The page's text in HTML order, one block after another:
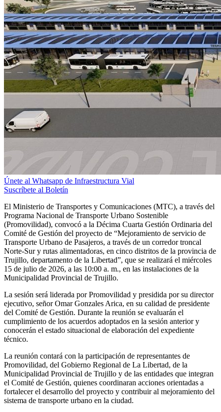
Únete al Whatsapp de Infraestructura Vial
Suscríbete al Boletín
El Ministerio de Transportes y Comunicaciones (MTC), a través del
Programa Nacional de Transporte Urbano Sostenible
(Promovilidad), convocó a la Décima Cuarta Gestión Ordinaria del
Comité de Gestión del proyecto de “Mejoramiento de servicio de
Transporte Urbano de Pasajeros, a través de un corredor troncal
Norte-Sur y rutas alimentadoras, en cinco distritos de la provincia de
Trujillo, departamento de la Libertad”, que se realizará el miércoles
15 de julio de 2026, a las 10:00 a. m., en las instalaciones de la
Municipalidad Provincial de Trujillo.
La sesión será liderada por Promovilidad y presidida por su director
ejecutivo, señor Omar Gonzales Arica, en su calidad de presidente
del Comité de Gestión. Durante la reunión se evaluarán el
cumplimiento de los acuerdos adoptados en la sesión anterior y
conocerán el estado situacional de elaboración del expediente
técnico.
La reunión contará con la participación de representantes de
Promovilidad, del Gobierno Regional de La Libertad, de la
Municipalidad Provincial de Trujillo y de las entidades que integran
el Comité de Gestión, quienes coordinaran acciones orientadas a
fortalecer el desarrollo del proyecto y contribuir al mejoramiento del
sistema de transporte urbano en la ciudad.